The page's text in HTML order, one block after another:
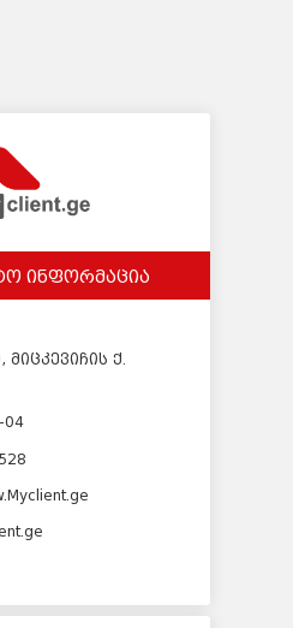
ინფორმაცია
ქ.
04